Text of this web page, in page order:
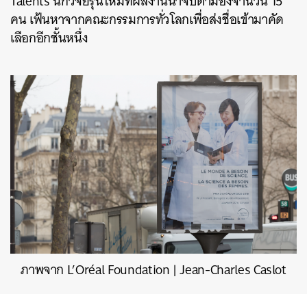
คน เฟ้นหาจากคณะกรรมการทั่วโลกเพื่อส่งชื่อเข้ามาคัด
เลือกอีกชั้นหนึ่ง
ภาพจาก L’Oréal Foundation | Jean-Charles Caslot